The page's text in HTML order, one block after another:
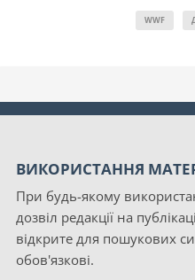
WWF
ВИКОРИСТАННЯ
При будь-якому
дозвіл редакції на
відкрите для пошукових
обов'язкові.